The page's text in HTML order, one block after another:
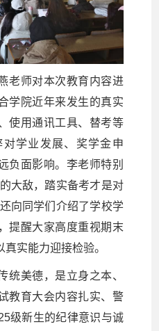
老师对本次教育内容进
学院近年来发生的真实
使用通讯工具、替考等
学业发展、奖学金申
负面影响。李老师特别
大敌，踏实备考才是对
向同学们介绍了学校学
提醒大家高度重视期末
实能力迎接检验。
统美德，是立身之本、
教育大会内容扎实、警
级新生的纪律意识与诚